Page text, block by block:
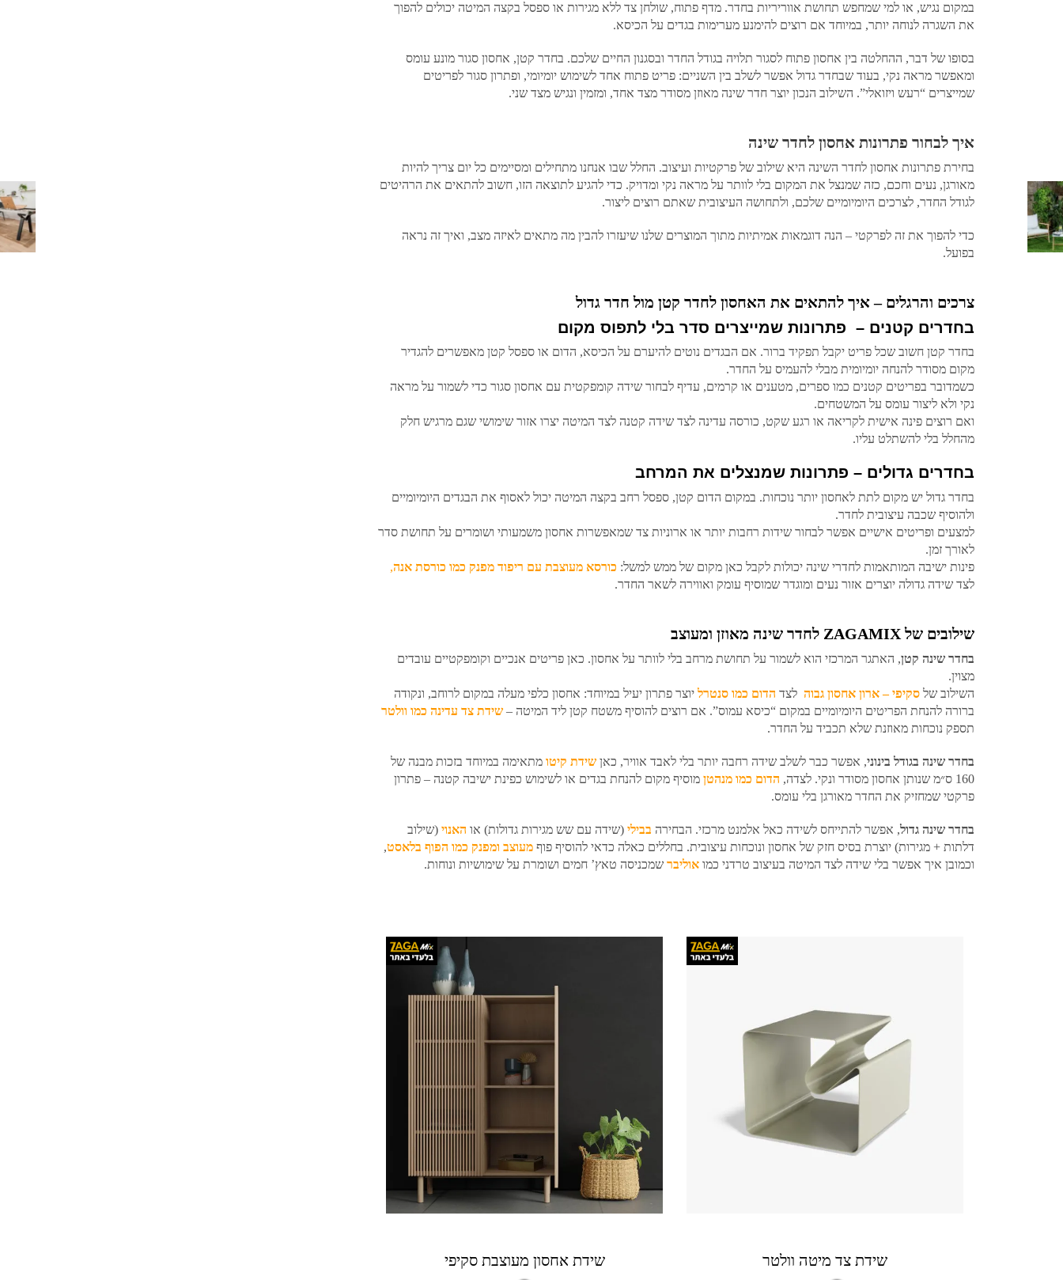
במקום נגיש, או למי שמחפש תחושת אווריריות בחדר. מדף פתוח, שולחן צד ללא מגירות או ספסל בקצה המיטה יכולים להפוך
את השגרה לנוחה יותר, במיוחד אם רוצים להימנע מערימות בגדים על הכיסא.
בסופו של דבר, ההחלטה בין אחסון פתוח לסגור תלויה בגודל החדר ובסגנון החיים שלכם. בחדר קטן, אחסון סגור מונע עומס
ומאפשר מראה נקי, בעוד שבחדר גדול אפשר לשלב בין השניים: פריט פתוח אחד לשימוש יומיומי, ופתרון סגור לפריטים
שמייצרים “רעש ויזואלי”. השילוב הנכון יוצר חדר שינה מאוזן מסודר מצד אחד, ומזמין ונגיש מצד שני.
איך לבחור פתרונות אחסון לחדר שינה
בחירת פתרונות אחסון לחדר השינה היא שילוב של פרקטיות ועיצוב. החלל שבו אנחנו מתחילים ומסיימים כל יום צריך להיות
מאורגן, נעים וחכם, כזה שמנצל את המקום בלי לוותר על מראה נקי ומדויק. כדי להגיע לתוצאה הזו, חשוב להתאים את הרהיטים
לגודל החדר, לצרכים היומיומיים שלכם, ולתחושה העיצובית שאתם רוצים ליצור.
כדי להפוך את זה לפרקטי – הנה דוגמאות אמיתיות מתוך המוצרים שלנו שיעזרו להבין מה מתאים לאיזה מצב, ואיך זה נראה
בפועל.
צרכים והרגלים – איך להתאים את האחסון לחדר קטן מול חדר גדול
בחדרים קטנים – פתרונות שמייצרים סדר בלי לתפוס מקום
בחדר קטן חשוב שכל פריט יקבל תפקיד ברור. אם הבגדים נוטים להיערם על הכיסא, הדום או ספסל קטן מאפשרים להגדיר
מקום מסודר להנחה יומיומית מבלי להעמיס על החדר.
כשמדובר בפריטים קטנים כמו ספרים, מטענים או קרמים, עדיף לבחור שידה קומפקטית עם אחסון סגור כדי לשמור על מראה
נקי ולא ליצור עומס על המשטחים.
ואם רוצים פינה אישית לקריאה או רגע שקט, כורסה עדינה לצד שידה קטנה לצד המיטה יצרו אזור שימושי שגם מרגיש חלק
מהחלל בלי להשתלט עליו.
בחדרים גדולים – פתרונות שמנצלים את המרחב
בחדר גדול יש מקום לתת לאחסון יותר נוכחות. במקום הדום קטן, ספסל רחב בקצה המיטה יכול לאסוף את הבגדים היומיומיים
ולהוסיף שכבה עיצובית לחדר.
למצעים ופריטים אישיים אפשר לבחור שידות רחבות יותר או ארוניות צד שמאפשרות אחסון משמעותי ושומרים על תחושת סדר
לאורך זמן.
פינות ישיבה המותאמות לחדרי שינה יכולות לקבל כאן מקום של ממש למשל: כורסא מעוצבת עם ריפוד מפנק כמו כורסת אנה,
לצד שידה גדולה יוצרים אזור נעים ומוגדר שמוסיף עומק ואווירה לשאר החדר.
שילובים של ZAGAMIX לחדר שינה מאוזן ומעוצב
בחדר שינה קטן, האתגר המרכזי הוא לשמור על תחושת מרחב בלי לוותר על אחסון. כאן פריטים אנכיים וקומפקטיים עובדים
מצוין.
השילוב של סקיפי – ארון אחסון גבוה לצד הדום כמו סנטרל יוצר פתרון יעיל במיוחד: אחסון כלפי מעלה במקום לרוחב, ונקודה
ברורה להנחת הפריטים היומיומיים במקום “כיסא עמוס”. אם רוצים להוסיף משטח קטן ליד המיטה – שידת צד עדינה כמו וולטר
תספק נוכחות מאוזנת שלא תכביד על החדר.
בחדר שינה בגודל בינוני, אפשר כבר לשלב שידה רחבה יותר בלי לאבד אוויר, כאן שידת קיטו מתאימה במיוחד בזכות מבנה של
160 ס״מ שנותן אחסון מסודר ונקי. לצדה,
הדום כמו מנהטן מוסיף מקום להנחת בגדים או לשימוש כפינת ישיבה קטנה – פתרון
פרקטי שמחזיק את החדר מאורגן בלי עומס.
בחדר שינה גדול, אפשר להתייחס לשידה כאל אלמנט מרכזי. הבחירה בבילי (שידה עם שש מגירות גדולות) או האנוי (שילוב
דלתות + מגירות) יוצרת בסיס חזק של אחסון ונוכחות עיצובית. בחללים כאלה כדאי להוסיף פוף מעוצב ומפנק כמו הפוף בלאסט,
וכמובן איך אפשר בלי שידה לצד המיטה בעיצוב טרדני כמו אוליבר שמכניסה טאץ’ חמים ושומרת על שימושיות ונוחות.
שידת צד מיטה וולטר שידת אחסון מעוצבת סקיפי